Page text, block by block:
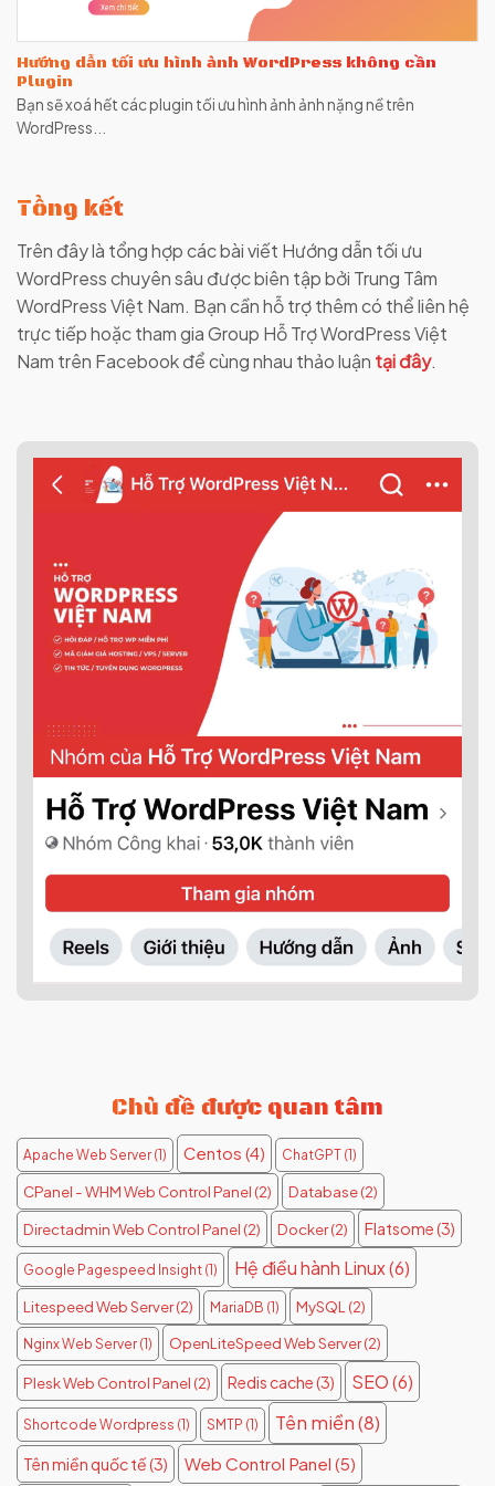
Hướng dẫn tối ưu hình ảnh WordPress không cần
Plugin
Bạn sẽ xoá hết các plugin tối ưu hình ảnh ảnh nặng nề trên
WordPress...
Tổng kết
Trên đây là tổng hợp các bài viết Hướng dẫn tối ưu
WordPress chuyên sâu được biên tập bởi Trung Tâm
WordPress Việt Nam. Bạn cần hỗ trợ thêm có thể liên hệ
trực tiếp hoặc tham gia Group Hỗ Trợ WordPress Việt
Nam trên Facebook để cùng nhau thảo luận tại đây.
Chủ đề được quan tâm
Apache Web Server (1) Centos (4) ChatGPT (1)
CPanel - WHM Web Control Panel (2) Database(2)
Directadmin Web Control Panel (2) Docker(2) Flatsome(3)
Google Pagespeed Insight (1) Hệ điều hành Linux(6)
Litespeed Web Server(2) MariaDB (1) MySQL (2)
Nginx Web Server (1) OpenLiteSpeed Web Server(2)
Plesk Web Control Panel (2) Redis cache(3) SEO (6)
Shortcode Wordpress (1) SMTP (1) Tên miền(8)
Tên miền quốc tế(3) Web Control Panel (5)